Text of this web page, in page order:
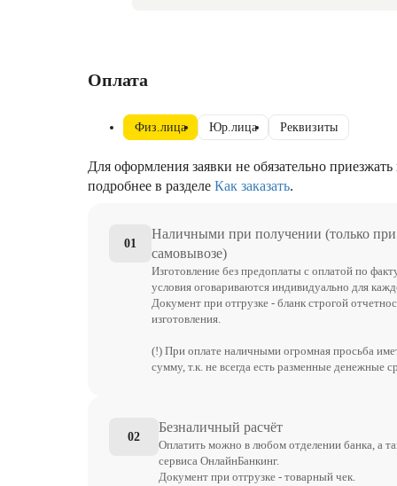
Оплата
Физ.лица Юр.лица Реквизиты
Для оформления заявки не обязательно
подробнее в разделе Как заказать.
01
Наличными при получении (только при
самовывозе)
Изготовление без предоплаты с оплатой по
условия оговариваются индивидуально для
Документ при отгрузке - бланк строгой
изготовления.
(!) При оплате наличными огромная просьба
сумму, т.к. не всегда есть разменные денежные
02
Безналичный расчёт
Оплатить можно в любом отделении банка, а
сервиса ОнлайнБанкинг.
Документ при отгрузке - товарный чек.